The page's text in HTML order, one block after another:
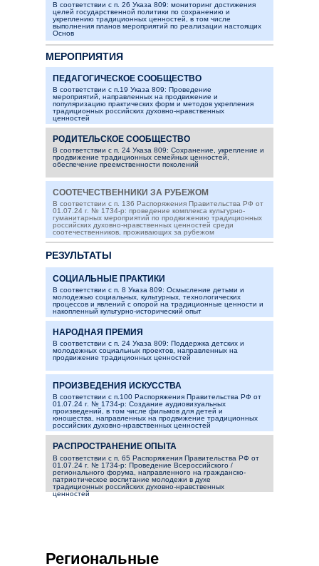
В соответствии с п. 26 Указа 809: мониторинг достижения
целей государственной политики по сохранению и
укреплению традиционных ценностей, в том числе
выполнения планов мероприятий по реализации настоящих
Основ
В соответствии с п.19 Указа 809: Проведение
мероприятий, направленных на продвижение и
популяризацию практических форм и методов укрепления
традиционных российских духовно-нравственных
ценностей
ПЕДАГОГИЧЕСКОЕ СООБЩЕСТВО
В соответствии с п. 8 Указа 809: Осмысление детьми и
молодежью социальных, культурных, технологических
процессов и явлений с опорой на традиционные ценности и
накопленный культурно-исторический опыт
СОЦИАЛЬНЫЕ ПРАКТИКИ
В соответствии с п. 136 Распоряжения Правительства РФ от
01.07.24 г. № 1734-р: проведение комплекса культурно-
гуманитарных мероприятий по продвижению традиционных
российских духовно-нравственных ценностей среди
соотечественников, проживающих за рубежом
СООТЕЧЕСТВЕННИКИ ЗА РУБЕЖОМ
В соответствии с п. 24 Указа 809: Поддержка детских и
молодежных социальных проектов, направленных на
продвижение традиционных ценностей
НАРОДНАЯ ПРЕМИЯ
В соответствии с п. 65 Распоряжения Правительства РФ от
01.07.24 г. № 1734-р: Проведение Всероссийского /
регионального форума, направленного на гражданско-
патриотическое воспитание молодежи в духе
традиционных российских духовно-нравственных
ценностей
РАСПРОСТРАНЕНИЕ ОПЫТА
В соответствии с п.100 Распоряжения Правительства РФ от
01.07.24 г. № 1734-р: Создание аудиовизуальных
произведений, в том числе фильмов для детей и
юношества, направленных на продвижение традиционных
российских духовно-нравственных ценностей
ПРОИЗВЕДЕНИЯ ИСКУССТВА
В соответствии с п. 24 Указа 809: Сохранение, укрепление и
продвижение традиционных семейных ценностей,
обеспечение преемственности поколений
РОДИТЕЛЬСКОЕ СООБЩЕСТВО
РЕЗУЛЬТАТЫ
МЕРОПРИЯТИЯ
Региональные